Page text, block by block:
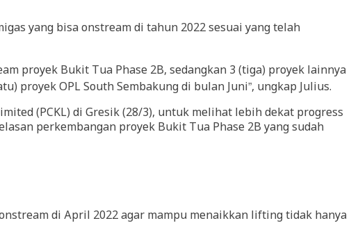
yang bisa onstream di tahun 2022 sesuai yang telah
proyek Bukit Tua Phase 2B, sedangkan 3 (tiga) proyek lainnya
proyek OPL South Sembakung di bulan Juni”, ungkap Julius.
(PCKL) di Gresik (28/3), untuk melihat lebih dekat progress
perkembangan proyek Bukit Tua Phase 2B yang sudah
di April 2022 agar mampu menaikkan lifting tidak hanya